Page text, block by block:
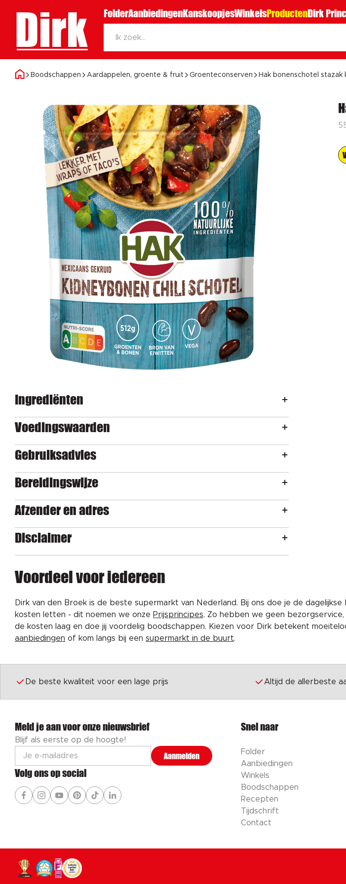
Dirk FolderAanbiedingenKanskoopjesWinkelsProductenDirk
Boodschappen Aardappelen, groente & fruit Groenteconserven Hak bonenschotel stazak
Ingrediënten
Voedingswaarden
Gebruiksadvies
Bereidingswijze
Afzender en adres
Disclaimer
Voordeel voor iedereen
Dirk van den Broek is de beste supermarkt van Nederland. Bij ons doe je de
kosten letten - dit noemen we onze Prijsprincipes. Zo hebben we geen
de kosten laag en doe jij voordelig boodschappen. Kiezen voor Dirk betekent
aanbiedingen of kom langs bij een supermarkt in de buurt.
De beste kwaliteit voor een lage prijs Altijd de allerbeste
Meld je aan voor onze nieuwsbrief
Blijf als eerste op de hoogte!
Aanmelden
Volg ons op social
Snel naar
Folder
Aanbiedingen
Winkels
Boodschappen
Recepten
Tijdschrift
Contact